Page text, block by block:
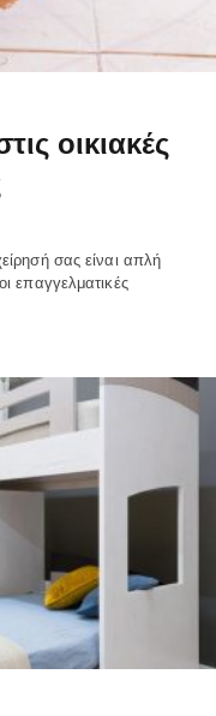
οικιακές
σας είναι απλή
επαγγελματικές